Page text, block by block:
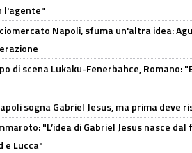
l'agente"
Napoli, sfuma un'altra idea:
di scena Lukaku-Fenerbahce, Romano:
sogna Gabriel Jesus, ma prima deve
"L’idea di Gabriel Jesus nasce
e Lucca"